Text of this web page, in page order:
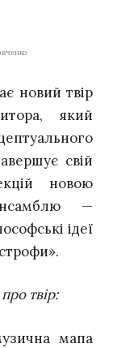
новий твір
який
свій
новою
—
ідеї
твір:
мапа